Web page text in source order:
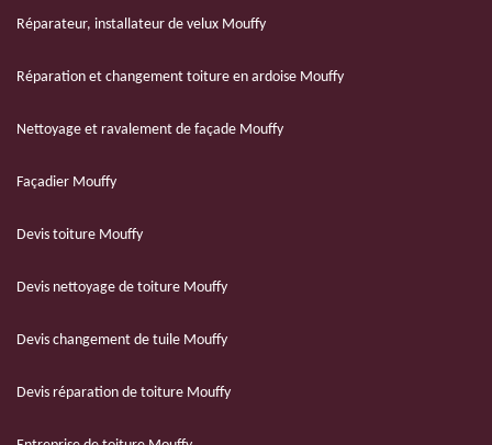
Réparateur, installateur de velux Mouffy
Réparation et changement toiture en ardoise Mouffy
Nettoyage et ravalement de façade Mouffy
Façadier Mouffy
Devis toiture Mouffy
Devis nettoyage de toiture Mouffy
Devis changement de tuile Mouffy
Devis réparation de toiture Mouffy